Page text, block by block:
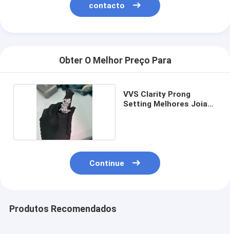
contacto
Obter O Melhor Preço Para
VVS Clarity Prong
Setting Melhores Joias
Continue
Produtos Recomendados